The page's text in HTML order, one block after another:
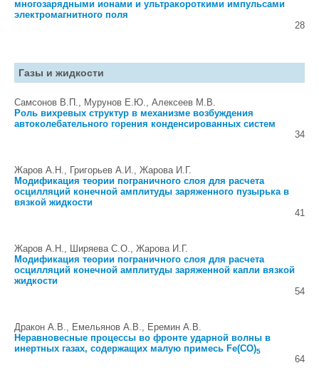
многозарядными ионами и ультракороткими импульсами
электромагнитного поля
28
Газы и жидкости
Самсонов В.П., Мурунов Е.Ю., Алексеев М.В.
Роль вихревых структур в механизме возбуждения
автоколебательного горения конденсированных систем
34
Жаров А.Н., Григорьев А.И., Жарова И.Г.
Модификация теории пограничного слоя для расчета
осцилляций конечной амплитуды заряженного пузырька в
вязкой жидкости
41
Жаров А.Н., Ширяева С.О., Жарова И.Г.
Модификация теории пограничного слоя для расчета
осцилляций конечной амплитуды заряженной капли вязкой
жидкости
54
Дракон А.В., Емельянов А.В., Еремин А.В.
Неравновесные процессы во фронте ударной волны в
инертных газах, содержащих малую примесь Fe(CO)5
64